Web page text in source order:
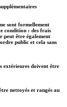
sont formellement
condition : des frais
peut être également
public et cela sans
extérieures doivent être
nettoyés et rangés au